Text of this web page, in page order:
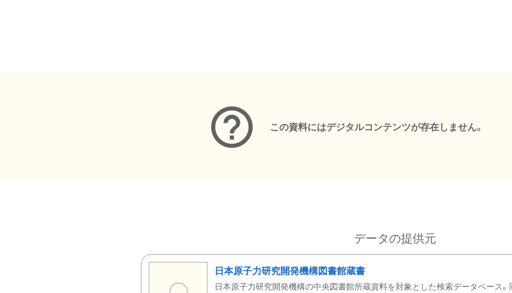
この資料にはデジタルコンテンツが存在しません。
データの提供元
日本原子力研究開発機構図書館蔵書
日本原子力研究開発機構の中央図書館所蔵資料を対象とした検索データベース。